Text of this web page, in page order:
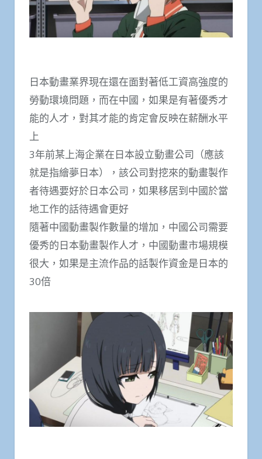
日本動畫業界現在還在面對著低工資高強度的
勞動環境問題，而在中國，如果是有著優秀才
能的人才，對其才能的肯定會反映在薪酬水平
上
3年前某上海企業在日本設立動畫公司（應該
就是指繪夢日本），該公司對挖來的動畫製作
者待遇要好於日本公司，如果移居到中國於當
地工作的話待遇會更好
隨著中國動畫製作數量的增加，中國公司需要
優秀的日本動畫製作人才，中國動畫市場規模
很大，如果是主流作品的話製作資金是日本的
30倍